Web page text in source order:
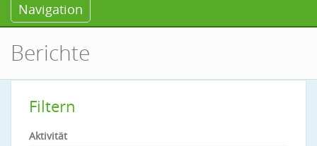
Navigation
Berichte
Filtern
Aktivität